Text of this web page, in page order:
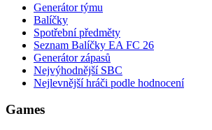
Generátor týmu
Balíčky
Spotřební předměty
Seznam Balíčky EA FC 26
Generátor zápasů
Nejvýhodnější SBC
Nejlevnější hráči podle hodnocení
Games